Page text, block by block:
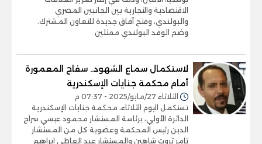
الاقتصادية والتجارية بين الجانبين المصري
والبولندي، وفتح آفاق جديدة للتعاون المشترك.
وضم الوفد البولندي ممثلين
لاستكمال سماع الشهود.. سفاح المعمورة
أمام محكمة جنايات الإسكندرية
الثلاثاء 27/مايو/2025 - 07:37 م
تستكمل اليوم الثلاثاء، محكمة جنايات الإسكندرية
الدائرة الأولي، برئاسة المستشار محمود عيسي سراج
الدين رئيس المحكمة وعضوية كل من المستشار
تامر ثروت شاهين والمستشار عبد العاطي إبراهيم